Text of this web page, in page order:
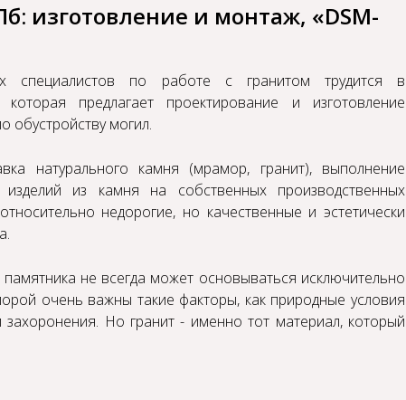
изготовление и монтаж, «DSM-
специалистов по работе с гранитом трудится в
которая предлагает проектирование и изготовление
обустройству могил.
натурального камня (мрамор, гранит), выполнение
изделий из камня на собственных производственных
недорогие, но качественные и эстетически
не всегда может основываться исключительно
очень важны такие факторы, как природные условия
Но гранит - именно тот материал, который